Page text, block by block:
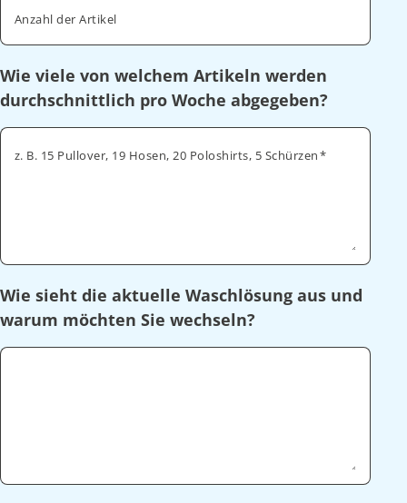
Anzahl der Artikel
Wie viele von welchem Artikeln werden
durchschnittlich pro Woche abgegeben?
z. B. 15 Pullover, 19 Hosen, 20 Poloshirts, 5 Schürzen
Wie sieht die aktuelle Waschlösung aus und
warum möchten Sie wechseln?